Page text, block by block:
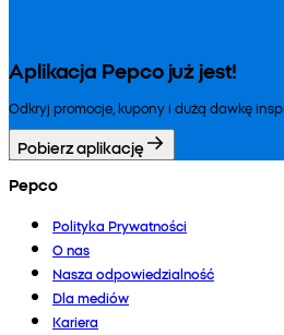
Aplikacja Pepco już jest!
Odkryj promocje, kupony i dużą dawkę
Pobierz aplikację
Pepco
Polityka Prywatności
O nas
Nasza odpowiedzialność
Dla mediów
Kariera